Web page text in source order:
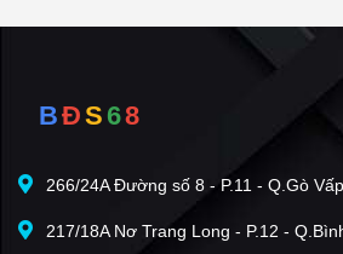
BĐS68
266/24A Đường số 8 - P.11 - Q.Gò
217/18A Nơ Trang Long - P.12 -